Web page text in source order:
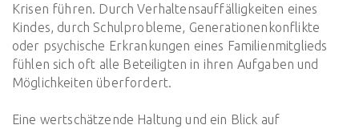
Krisen führen. Durch Verhaltensauffälligkeiten eines
Kindes, durch Schulprobleme, Generationenkonflikte
oder psychische Erkrankungen eines Familienmitglieds
fühlen sich oft alle Beteiligten in ihren Aufgaben und
Möglichkeiten überfordert.
Eine wertschätzende Haltung und ein Blick auf